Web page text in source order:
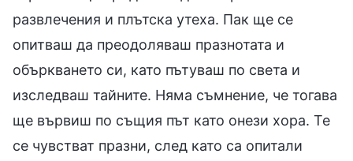
развлечения и плътска утеха. Пак ще се
опитваш да преодоляваш празнотата и
объркването си, като пътуваш по света и
изследваш тайните. Няма съмнение, че тогава
ще вървиш по същия път като онези хора. Те
се чувстват празни, след като са опитали